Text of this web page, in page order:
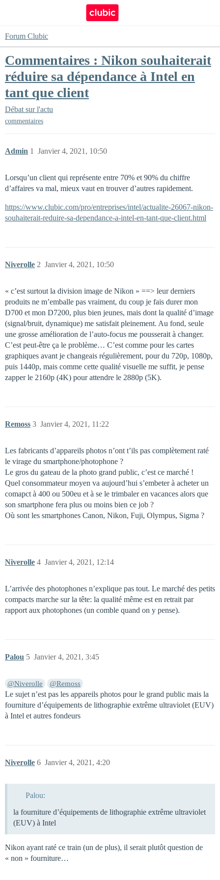
Forum Clubic
Commentaires : Nikon souhaiterait
réduire sa dépendance à Intel en
tant que client
Débat sur l'actu
commentaires
Admin Janvier 4, 2021, 10:50
1
Lorsqu’un client qui représente entre 70% et 90% du chiffre
d’affaires va mal, mieux vaut en trouver d’autres rapidement.
https://www.clubic.com/pro/entreprises/intel/actualite-26067-nikon-
souhaiterait-reduire-sa-dependance-a-intel-en-tant-que-client.html
Niverolle Janvier 4, 2021, 10:50
2
« c’est surtout la division image de Nikon » ==> leur derniers
produits ne m’emballe pas vraiment, du coup je fais durer mon
D700 et mon D7200, plus bien jeunes, mais dont la qualité d’image
(signal/bruit, dynamique) me satisfait pleinement. Au fond, seule
une grosse amélioration de l’auto-focus me pousserait à changer.
C’est peut-être ça le problème… C’est comme pour les cartes
graphiques avant je changeais régulièrement, pour du 720p, 1080p,
puis 1440p, mais comme cette qualité visuelle me suffit, je pense
zapper le 2160p (4K) pour attendre le 2880p (5K).
Remoss Janvier 4, 2021, 11:22
3
Les fabricants d’appareils photos n’ont t’ils pas complètement raté
le virage du smartphone/photophone ?
Le gros du gateau de la photo grand public, c’est ce marché !
Quel consommateur moyen va aujourd’hui s’embeter à acheter un
comapct à 400 ou 500eu et à se le trimbaler en vacances alors que
son smartphone fera plus ou moins bien ce job ?
Où sont les smartphones Canon, Nikon, Fuji, Olympus, Sigma ?
Niverolle Janvier 4, 2021, 12:14
4
L’arrivée des photophones n’explique pas tout. Le marché des petits
compacts marche sur la tête: la qualité même est en retrait par
rapport aux photophones (un comble quand on y pense).
Palou Janvier 4, 2021, 3:45
5
@Niverolle @Remoss
Le sujet n’est pas les appareils photos pour le grand public mais la
fourniture d’équipements de lithographie extrême ultraviolet (EUV)
à Intel et autres fondeurs
Niverolle Janvier 4, 2021, 4:20
6
Palou:
la fourniture d’équipements de lithographie extrême ultraviolet
(EUV) à Intel
Nikon ayant raté ce train (un de plus), il serait plutôt question de
« non » fourniture…